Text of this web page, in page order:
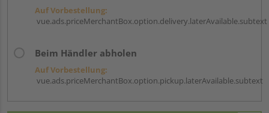
Auf Vorbestellung:
vue.ads.priceMerchantBox.option.delivery.laterAvailable.subtext
Beim Händler abholen
Auf Vorbestellung:
vue.ads.priceMerchantBox.option.pickup.laterAvailable.subtext